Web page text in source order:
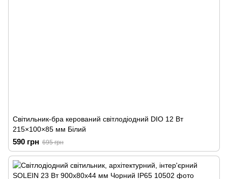
Світильник-бра керований світлодіодний DIO 12 Вт
215×100×85 мм Білий
590 грн 695 грн